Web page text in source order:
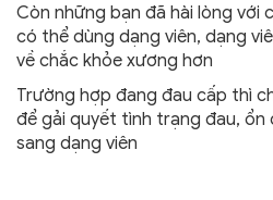
Còn những bạn đã hài lòng với
có thể dùng dạng viên, dạng
về chắc khỏe xương hơn
Trường hợp đang đau cấp thì
để gải quyết tình trạng đau, ổn
sang dạng viên